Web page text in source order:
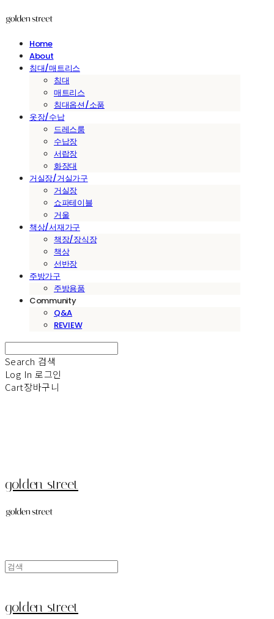
Home
About
침대/매트리스
침대
매트리스
침대옵션/소품
옷장/수납
드레스룸
수납장
서랍장
화장대
거실장/거실가구
거실장
쇼파테이블
거울
책상/서재가구
책장/장식장
책상
선반장
주방가구
주방용품
Community
Q&A
REVIEW
Search 검색
Log In 로그인
Cart장바구니
golden street
golden street